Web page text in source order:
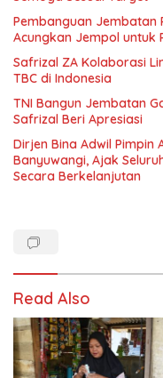
Pembanguan Jembatan
Acungkan Jempol untuk
Safrizal ZA Kolaborasi
TBC di Indonesia
TNI Bangun Jembatan
Safrizal Beri Apresiasi
Dirjen Bina Adwil Pimpin
Banyuwangi, Ajak
Secara Berkelanjutan
Read Also